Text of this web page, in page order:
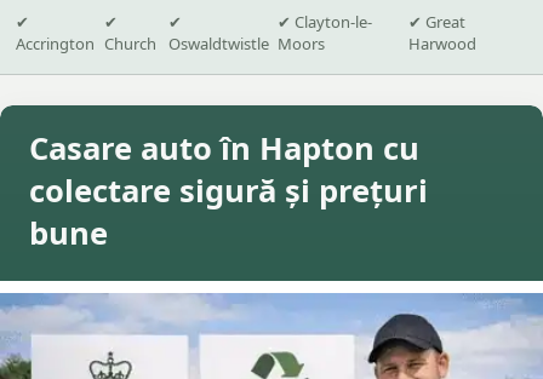
✔
Accrington
✔
Church
✔
Oswaldtwistle
✔ Clayton-le-
Moors
✔ Great
Harwood
Casare auto în Hapton cu
colectare sigură și prețuri
bune